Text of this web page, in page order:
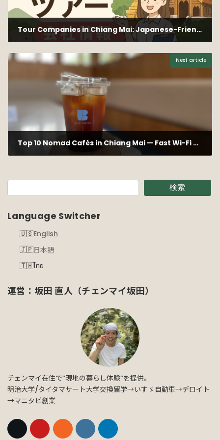
Tour Companies in Chiang Mai: Japanese-Friendly Services
Next article
Top 10 Nomad Cafés in Chiang Mai — Fast Wi-Fi Spots Listed
検索
Language Switcher
English
日本語
ไทย
運営：坂田 直人（チェンマイ坂田）
チェンマイ在住で”現地の暮らし体験”を提供。
明治大学/タイタマサート大学交換留学→いすゞ自動車→デロイト
→マニタビ創業